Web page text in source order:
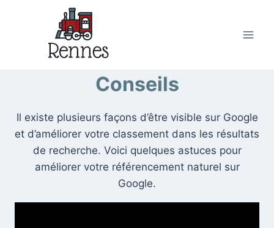
Conseils
Il existe plusieurs façons d’être visible sur Google
et d’améliorer votre classement dans les résultats
de recherche. Voici quelques astuces pour
améliorer votre référencement naturel sur
Google.